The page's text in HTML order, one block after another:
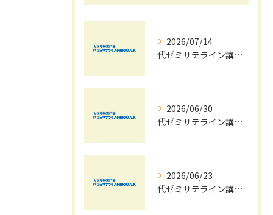
2026/07/14
代ゼミサテライン講座で夏期講習会を自宅受講し大学受験対策を効率化する方法
2026/06/30
代ゼミサテライン講座夏期講習会で苦手科目を短期間に得意科目へ導く学習戦略
2026/06/23
代ゼミサテライン講座を活用した夏期講習会で共通テストの最新傾向と対策を徹底攻略する方法